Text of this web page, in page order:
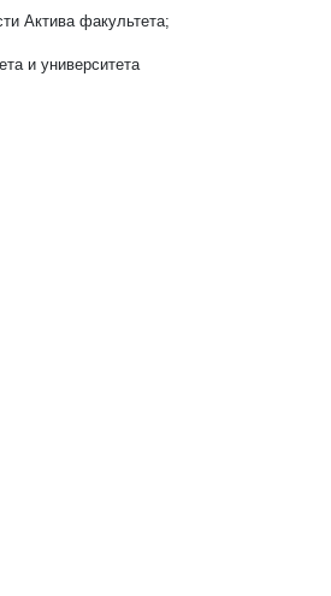
Актива факультета;
и университета